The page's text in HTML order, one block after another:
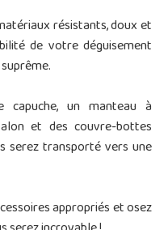
résistants, doux et
de votre déguisement
capuche, un manteau à
et des couvre-bottes
serez transporté vers une
appropriés et osez